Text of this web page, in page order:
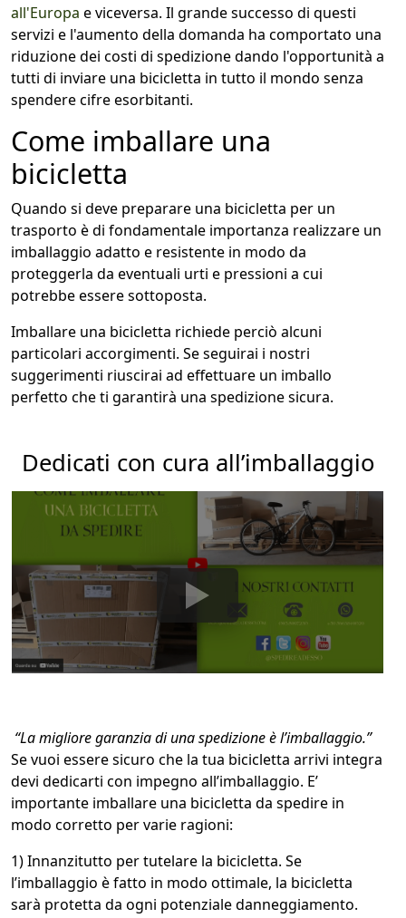
all'Europa e viceversa. Il grande successo di questi
servizi e l'aumento della domanda ha comportato una
riduzione dei costi di spedizione dando l'opportunità a
tutti di inviare una bicicletta in tutto il mondo senza
spendere cifre esorbitanti.
Come imballare una
bicicletta
Quando si deve preparare una bicicletta per un
trasporto è di fondamentale importanza realizzare un
imballaggio adatto e resistente in modo da
proteggerla da eventuali urti e pressioni a cui
potrebbe essere sottoposta.
Imballare una bicicletta richiede perciò alcuni
particolari accorgimenti. Se seguirai i nostri
suggerimenti riuscirai ad effettuare un imballo
perfetto che ti garantirà una spedizione sicura.
Dedicati con cura all’imballaggio
“La migliore garanzia di una spedizione è l’imballaggio.”
Se vuoi essere sicuro che la tua bicicletta arrivi integra
devi dedicarti con impegno all’imballaggio. E’
importante imballare una bicicletta da spedire in
modo corretto per varie ragioni:
1) Innanzitutto per tutelare la bicicletta. Se
l’imballaggio è fatto in modo ottimale, la bicicletta
sarà protetta da ogni potenziale danneggiamento.